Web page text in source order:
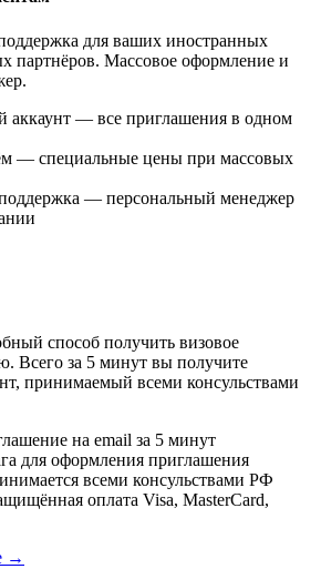
для ваших иностранных
партнёров. Массовое оформление и
аккаунт — все приглашения в одном
— специальные цены при массовых
— персональный менеджер
способ получить визовое
Всего за 5 минут вы получите
принимаемый всеми консульствами
на email за 5 минут
для оформления приглашения
всеми консульствами РФ
оплата Visa, MasterCard,
→